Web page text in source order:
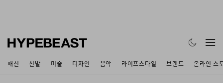
패션 신발 미술 디자인 음악 라이프스타일 브랜드 온라인 스